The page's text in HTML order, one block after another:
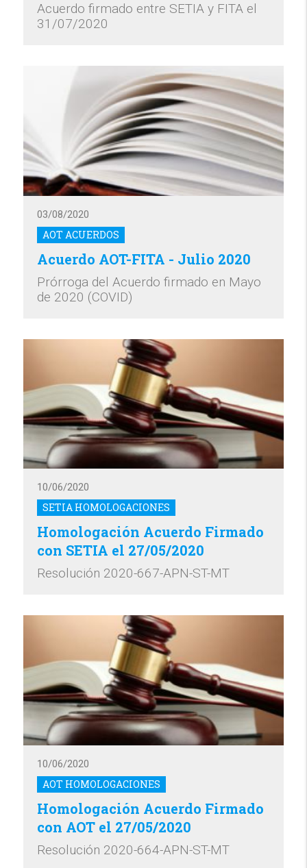
Acuerdo firmado entre SETIA y FITA el
31/07/2020
AOT ACUERDOS
03/08/2020
Acuerdo AOT-FITA - Julio 2020
Prórroga del Acuerdo firmado en Mayo
de 2020 (COVID)
SETIA HOMOLOGACIONES
10/06/2020
Homologación Acuerdo Firmado
con SETIA el 27/05/2020
Resolución 2020-667-APN-ST-MT
AOT HOMOLOGACIONES
10/06/2020
Homologación Acuerdo Firmado
con AOT el 27/05/2020
Resolución 2020-664-APN-ST-MT